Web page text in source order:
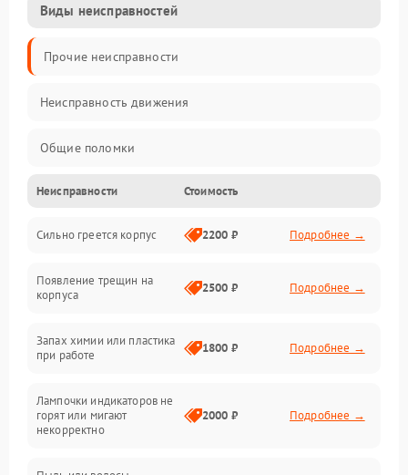
Виды неисправностей
Прочие неисправности
Неисправность движения
Общие поломки
Неисправность датчиков
Неисправность программного обеспечения
Проблемы с сигналом
Батарея
Неисправности Стоимость
Сильно греется корпус 2200 ₽ Подробнее →
Появление трещин на
корпуса
2500 ₽ Подробнее →
Запах химии или пластика
при работе
1800 ₽ Подробнее →
Лампочки индикаторов не
горят или мигают
некорректно
2000 ₽ Подробнее →